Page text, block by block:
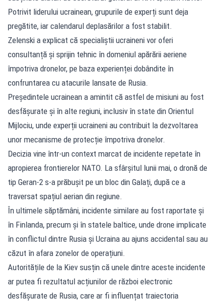
Potrivit liderului ucrainean, grupurile de experți sunt deja
pregătite, iar calendarul deplasărilor a fost stabilit.
Zelenski a explicat că specialiștii ucraineni vor oferi
consultanță și sprijin tehnic în domeniul apărării aeriene
împotriva dronelor, pe baza experienței dobândite în
confruntarea cu atacurile lansate de Rusia.
Președintele ucrainean a amintit că astfel de misiuni au fost
desfășurate și în alte regiuni, inclusiv în state din Orientul
Mijlociu, unde experții ucraineni au contribuit la dezvoltarea
unor mecanisme de protecție împotriva dronelor.
Decizia vine într-un context marcat de incidente repetate în
apropierea frontierelor NATO. La sfârșitul lunii mai, o dronă de
tip Geran-2 s-a prăbușit pe un bloc din Galați, după ce a
traversat spațiul aerian din regiune.
În ultimele săptămâni, incidente similare au fost raportate și
în Finlanda, precum și în statele baltice, unde drone implicate
în conflictul dintre Rusia și Ucraina au ajuns accidental sau au
căzut în afara zonelor de operațiuni.
Autoritățile de la Kiev susțin că unele dintre aceste incidente
ar putea fi rezultatul acțiunilor de război electronic
desfășurate de Rusia, care ar fi influențat traiectoria